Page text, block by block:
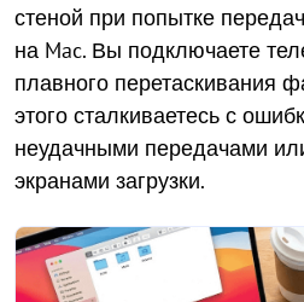
стеной при попытке
на Mac. Вы подключаете
плавного перетаскивания
этого сталкиваетесь с
неудачными передачами
экранами загрузки.